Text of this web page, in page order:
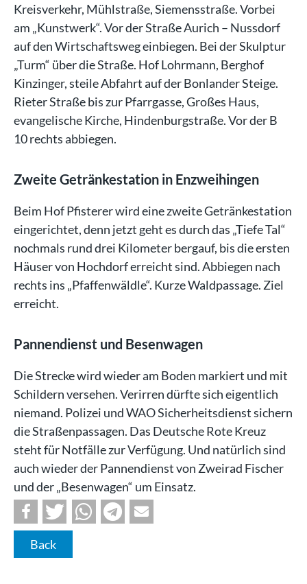
Kreisverkehr, Mühlstraße, Siemensstraße. Vorbei
am „Kunstwerk“. Vor der Straße Aurich – Nussdorf
auf den Wirtschaftsweg einbiegen. Bei der Skulptur
„Turm“ über die Straße. Hof Lohrmann, Berghof
Kinzinger, steile Abfahrt auf der Bonlander Steige.
Rieter Straße bis zur Pfarrgasse, Großes Haus,
evangelische Kirche, Hindenburgstraße. Vor der B
10 rechts abbiegen.
Zweite Getränkestation in Enzweihingen
Beim Hof Pfisterer wird eine zweite Getränkestation
eingerichtet, denn jetzt geht es durch das „Tiefe Tal“
nochmals rund drei Kilometer bergauf, bis die ersten
Häuser von Hochdorf erreicht sind. Abbiegen nach
rechts ins „Pfaffenwäldle“. Kurze Waldpassage. Ziel
erreicht.
Pannendienst und Besenwagen
Die Strecke wird wieder am Boden markiert und mit
Schildern versehen. Verirren dürfte sich eigentlich
niemand. Polizei und WAO Sicherheitsdienst sichern
die Straßenpassagen. Das Deutsche Rote Kreuz
steht für Notfälle zur Verfügung. Und natürlich sind
auch wieder der Pannendienst von Zweirad Fischer
und der „Besenwagen“ um Einsatz.
Back